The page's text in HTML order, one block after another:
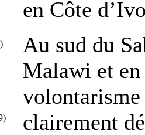
en Côte
Au sud du
Malawi et en
clairement